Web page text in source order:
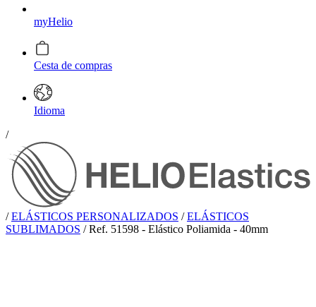
myHelio
Cesta de compras
Idioma
/
/ ELÁSTICOS PERSONALIZADOS / ELÁSTICOS
SUBLIMADOS / Ref. 51598 - Elástico Poliamida - 40mm